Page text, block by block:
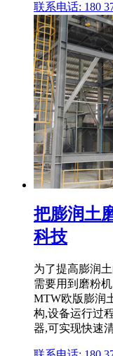
联系电话: 180
把膨润土
科技
为了提高膨润
需要用到磨粉
MTW欧版膨润
构,设备运行过
器,可实现快速